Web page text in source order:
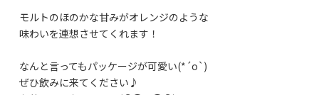
モルトのほのかな甘みがオレンジのような
味わいを連想させてくれます！
なんと言ってもパッケージが可愛い(*´o`)
ぜひ飲みに来てください♪